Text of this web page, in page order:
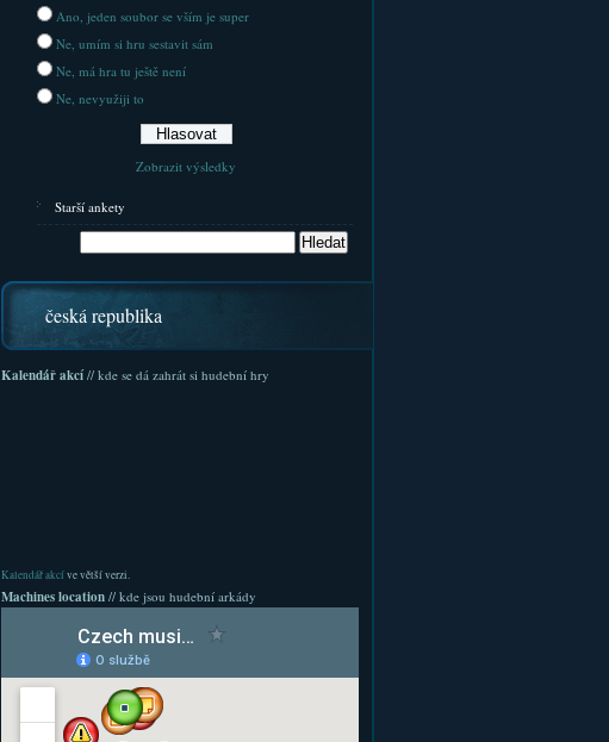
Ano, jeden soubor se vším je super
Ne, umím si hru sestavit sám
Ne, má hra tu ještě není
Ne, nevyužiji to
Zobrazit výsledky
Starší ankety
česká republika
Kalendář akcí// kde se dá zahrát si hudební hry
Kalendář akcíve větší verzi.
Machines location// kde jsou hudební arkády